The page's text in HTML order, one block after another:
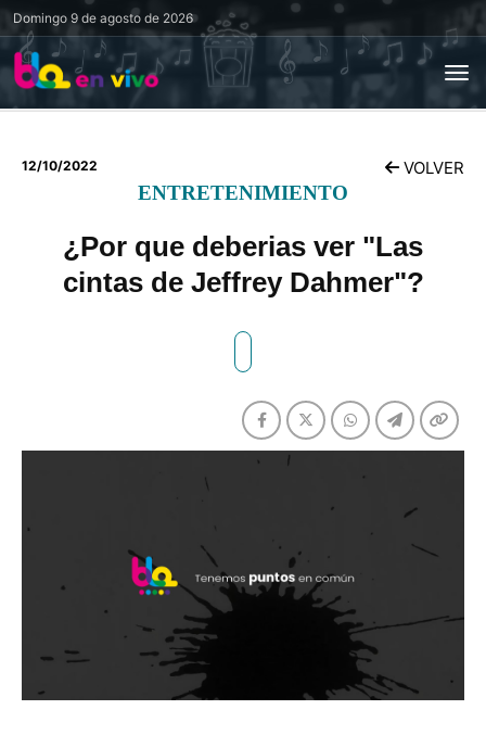
Domingo 9 de agosto de 2026
12/10/2022 VOLVER
ENTRETENIMIENTO
¿Por que deberias ver "Las
cintas de Jeffrey Dahmer"?